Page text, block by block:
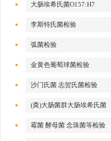
大肠埃希氏菌O157:H7
李斯特氏菌检验
弧菌检验
金黄色葡萄球菌检验
沙门氏菌 志贺氏菌检验
(粪)大肠菌群大肠埃希氏菌
霉菌 酵母菌 念珠菌等检验